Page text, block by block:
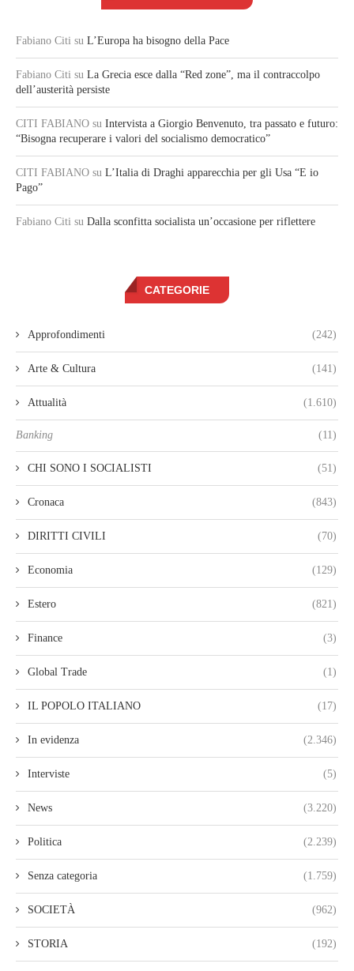
Fabiano Citi su L’Europa ha bisogno della Pace
Fabiano Citi su La Grecia esce dalla “Red zone”, ma il contraccolpo
dell’austerità persiste
CITI FABIANO su Intervista a Giorgio Benvenuto, tra passato e futuro:
“Bisogna recuperare i valori del socialismo democratico”
CITI FABIANO su L’Italia di Draghi apparecchia per gli Usa “E io
Pago”
Fabiano Citi su Dalla sconfitta socialista un’occasione per riflettere
CATEGORIE
Approfondimenti (242)
Arte & Cultura (141)
Attualità (1.610)
Banking (11)
CHI SONO I SOCIALISTI (51)
Cronaca (843)
DIRITTI CIVILI (70)
Economia (129)
Estero (821)
Finance (3)
Global Trade (1)
IL POPOLO ITALIANO (17)
In evidenza (2.346)
Interviste (5)
News (3.220)
Politica (2.239)
Senza categoria (1.759)
SOCIETÀ (962)
STORIA (192)